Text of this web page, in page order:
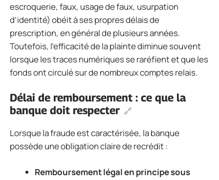
escroquerie, faux, usage de faux, usurpation
d’identité) obéit à ses propres délais de
prescription, en général de plusieurs années.
Toutefois, l’efficacité de la plainte diminue souvent
lorsque les traces numériques se raréfient et que les
fonds ont circulé sur de nombreux comptes relais.
Délai de remboursement : ce que la
banque doit respecter
Lorsque la fraude est caractérisée, la banque
possède une obligation claire de recrédit :
Remboursement légal en principe sous